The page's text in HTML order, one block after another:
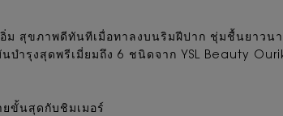
สุขภาพดีทันทีเมื่อทาลงบนริมฝีปาก ชุ่มชื้นยาวนา
บำรุงสุดพรีเมี่ยมถึง 6 ชนิดจาก YSL Beauty
ขั้นสุดกับชิมเมอร์